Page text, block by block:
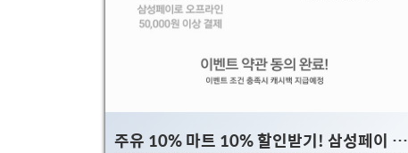
바로 해지해주기에;;; 해지방어라고 말하기에는 애매하고,
계약 갱신관련하여 추가 지원금을 받는다고 보시면 되겠습
요금체계에 대해 잘 알고 있어야겠죠?예를들면 인터넷+KT
를 사용중이었고, 이전에 계약이..
주유 10% 마트 10% 할인받기! 삼성페이 신규 이벤트